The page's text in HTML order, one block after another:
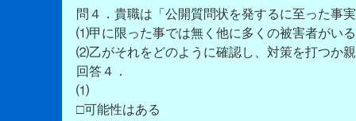
問４．貴職は「公開質問状を発するに至った事
⑴甲に限った事では無く他に多くの被害者がい
⑵乙がそれをどのように確認し、対策を打つか
回答４．
⑴
□可能性はある